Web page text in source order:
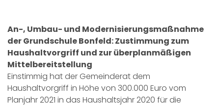
An-, Umbau- und Modernisierungsmaßnahme
der Grundschule Bonfeld: Zustimmung zum
Haushaltvorgriff und zur überplanmäßigen
Mittelbereitstellung
Einstimmig hat der Gemeinderat dem
Haushaltvorgriff in Höhe von 300.000 Euro vom
Planjahr 2021 in das Haushaltsjahr 2020 für die